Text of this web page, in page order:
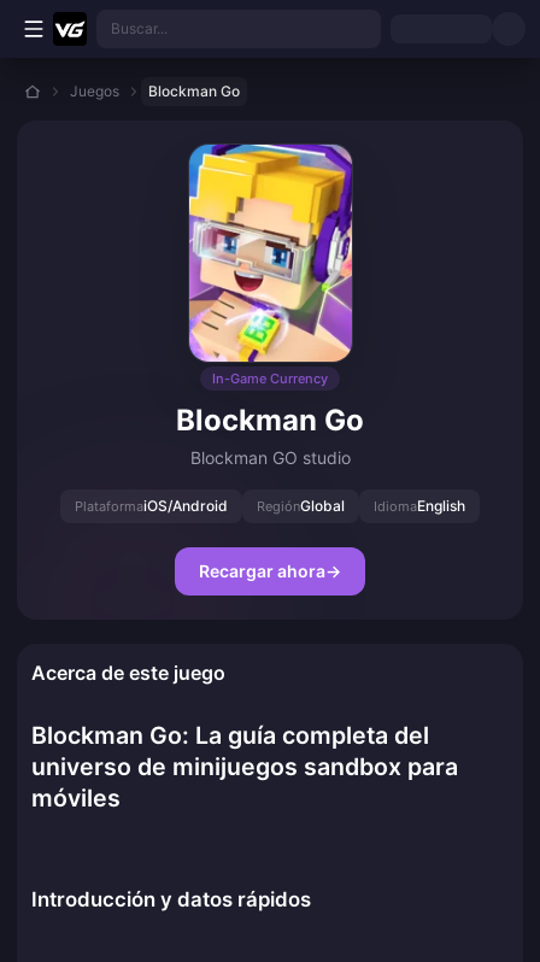
Saltar al contenido principal
Buscar...
Juegos Blockman Go
In-Game Currency
Blockman Go
Blockman GO studio
PlataformaiOS/Android RegiónGlobal IdiomaEnglish
Recargar ahora→
Acerca de este juego
Blockman Go: La guía completa del
universo de minijuegos sandbox para
móviles
Introducción y datos rápidos